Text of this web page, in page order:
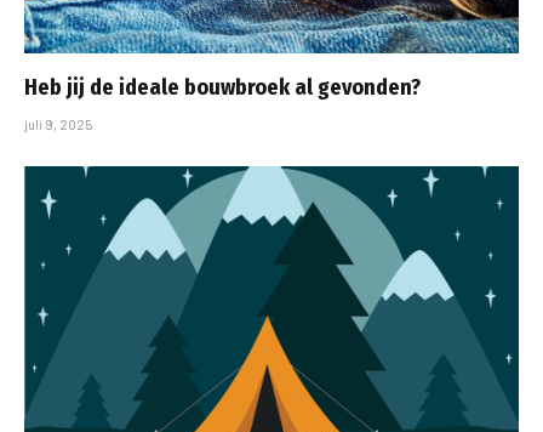
Heb jij de ideale bouwbroek al gevonden?
juli 9, 2025